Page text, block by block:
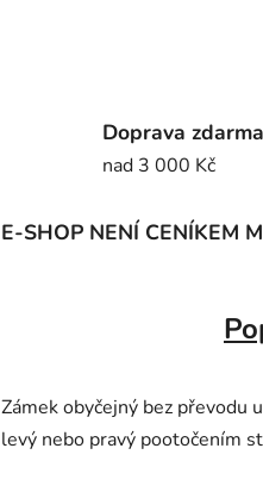
Doprava zdarma
nad 3 000 Kč
E-SHOP NENÍ CENÍKEM
Zámek obyčejný bez převodu
levý nebo pravý pootočením